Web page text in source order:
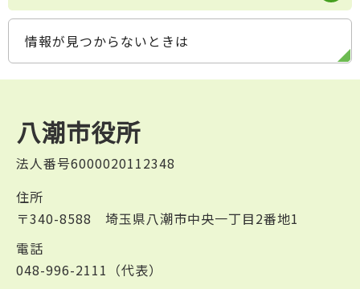
情報が見つからないときは
八潮市役所
法人番号6000020112348
住所
〒340-8588 埼玉県八潮市中央一丁目2番地1
電話
048-996-2111（代表）